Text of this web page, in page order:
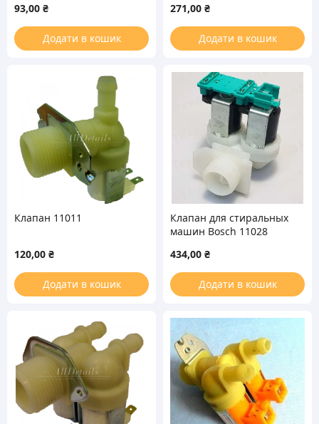
93,00 ₴
Додати в кошик
271,00 ₴
Додати в кошик
Клапан 11011
120,00 ₴
Додати в кошик
Клапан для стиральных
машин Bosch 11028
434,00 ₴
Додати в кошик